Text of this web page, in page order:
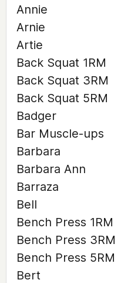
Annie
Arnie
Artie
Back Squat 1RM
Back Squat 3RM
Back Squat 5RM
Badger
Bar Muscle-ups
Barbara
Barbara Ann
Barraza
Bell
Bench Press 1RM
Bench Press 3RM
Bench Press 5RM
Bert